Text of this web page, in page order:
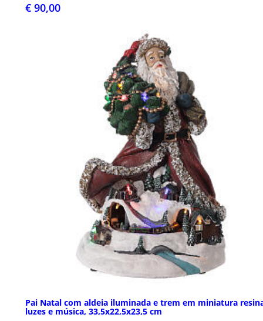
€ 90,00
Pai Natal com aldeia iluminada e trem em miniatura
luzes e música, 33,5x22,5x23,5 cm